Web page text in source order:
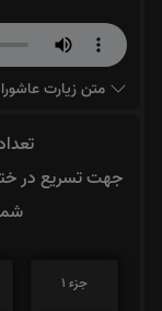
متن زیارت عاشورا
جهت تسریع در
جزء 1